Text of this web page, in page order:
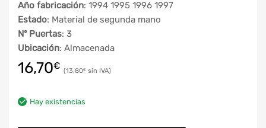
Año fabricación: 1994 1995 1996 1997
Estado: Material de segunda mano
Nº Puertas: 3
Ubicación: Almacenada
16,70€ 13,80€
Hay existencias